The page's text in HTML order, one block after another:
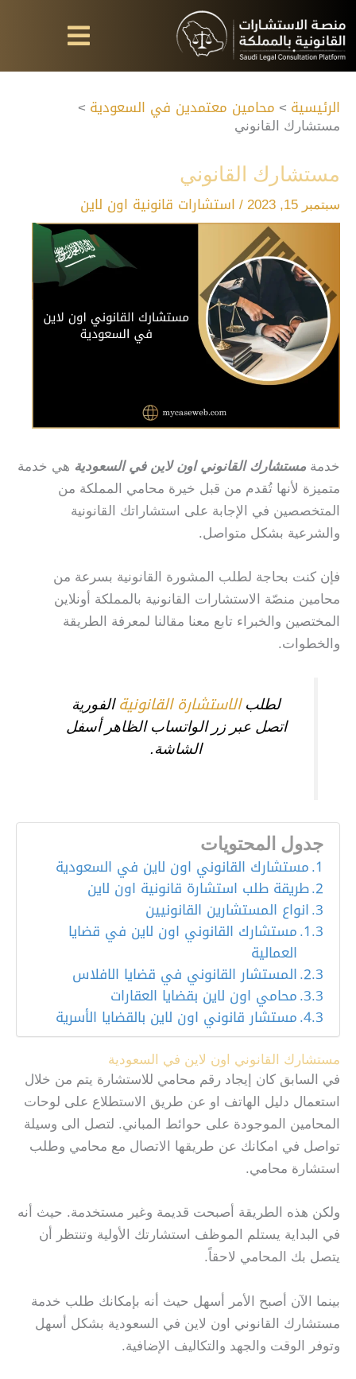
إلى
المحتوى
الرئيسية محامين معتمدين في السعودية
مستشارك القانوني
مستشارك القانوني
سبتمبر 15, 2023 / استشارات قانونية اون لاين
خدمة مستشارك القانوني اون لاين في السعودية هي خدمة
متميزة لأنها تُقدم من قبل خيرة محامي المملكة من
المتخصصين في الإجابة على استشاراتك القانونية
والشرعية بشكل متواصل.
فإن كنت بحاجة لطلب المشورة القانونية بسرعة من
محامين منصّة الاستشارات القانونية بالمملكة أونلاين
المختصين والخبراء تابع معنا مقالنا لمعرفة الطريقة
والخطوات.
لطلبالاستشارة القانونية الفورية
اتصل عبر زر الواتساب الظاهر أسفل
الشاشة.
جدول المحتويات
مستشارك القانوني اون لاين في السعودية
طريقة طلب استشارة قانونية اون لاين
انواع المستشارين القانونيين
مستشارك القانوني اون لاين في قضايا
العمالية
المستشار القانوني في قضايا الافلاس
محامي اون لاين بقضايا العقارات
مستشار قانوني اون لاين بالقضايا الأسرية
مستشارك القانوني اون لاين في السعودية
في السابق كان إيجاد رقم محامي للاستشارة يتم من خلال
استعمال دليل الهاتف او عن طريق الاستطلاع على لوحات
المحامين الموجودة على حوائط المباني. لتصل الى وسيلة
تواصل في امكانك عن طريقها الاتصال مع محامي وطلب
استشارة محامي.
ولكن هذه الطريقة أصبحت قديمة وغير مستخدمة. حيث أنه
في البداية يستلم الموظف استشارتك الأولية وتنتظر أن
يتصل بك المحامي لاحقاً.
بينما الآن أصبح الأمر أسهل حيث أنه بإمكانك طلب خدمة
مستشارك القانوني اون لاين في السعودية بشكل أسهل
وتوفر الوقت والجهد والتكاليف الإضافية.